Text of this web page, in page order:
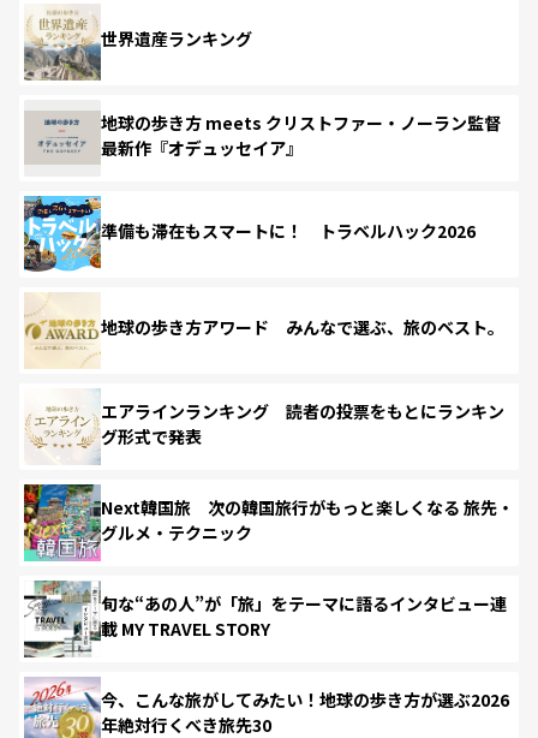
世界遺産ランキング
地球の歩き方 meets クリストファー・ノーラン監督
最新作『オデュッセイア』
準備も滞在もスマートに！ トラベルハック2026
地球の歩き方アワード みんなで選ぶ、旅のベスト。
エアラインランキング 読者の投票をもとにランキン
グ形式で発表
Next韓国旅 次の韓国旅行がもっと楽しくなる 旅先・
グルメ・テクニック
旬な“あの人”が「旅」をテーマに語るインタビュー連
載 MY TRAVEL STORY
今、こんな旅がしてみたい！地球の歩き方が選ぶ2026
年絶対行くべき旅先30